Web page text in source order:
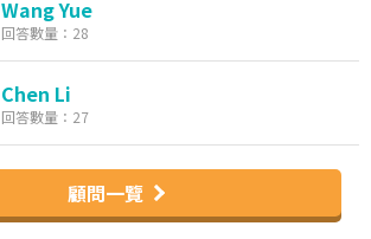
Wang Yue
回答數量：28
Chen Li
回答數量：27
顧問一覽